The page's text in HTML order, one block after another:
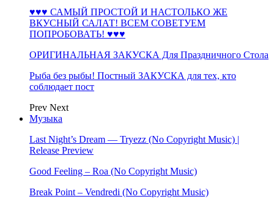
♥♥♥ САМЫЙ ПРОСТОЙ И НАСТОЛЬКО ЖЕ
ВКУСНЫЙ САЛАТ! ВСЕМ СОВЕТУЕМ
ПОПРОБОВАТЬ! ♥♥♥
ОРИГИНАЛЬНАЯ ЗАКУСКА Для Праздничного Стола
Рыба без рыбы! Постный ЗАКУСКА для тех, кто
соблюдает пост
Prev Next
Музыка
Last Night’s Dream — Tryezz (No Copyright Music) |
Release Preview
Good Feeling – Roa (No Copyright Music)
Break Point – Vendredi (No Copyright Music)